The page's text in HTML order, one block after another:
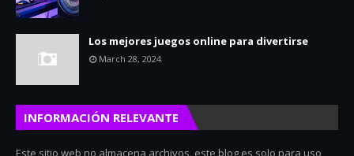
Los mejores juegos online para divertirse
March 28, 2024
INFORMACIÓN RELEVANTE
Este sitio web no almacena archivos, este blog es solo para uso